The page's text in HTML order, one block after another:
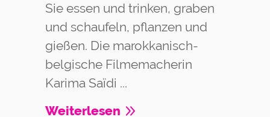
Sie essen und trinken, graben
und schaufeln, pflanzen und
gießen. Die marokkanisch-
belgische Filmemacherin
Karima Saïdi ...
Weiterlesen